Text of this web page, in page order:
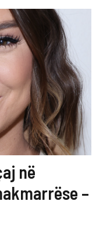
në
–